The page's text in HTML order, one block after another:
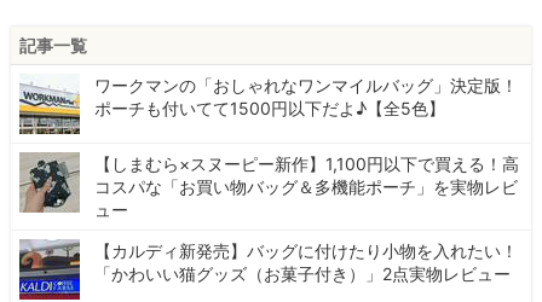
記事一覧
ワークマンの「おしゃれなワンマイルバッグ」決定版！
ポーチも付いてて1500円以下だよ♪【全5色】
【しまむら×スヌーピー新作】1,100円以下で買える！高
コスパな「お買い物バッグ＆多機能ポーチ」を実物レビ
ュー
【カルディ新発売】バッグに付けたり小物を入れたい！
「かわいい猫グッズ（お菓子付き）」2点実物レビュー